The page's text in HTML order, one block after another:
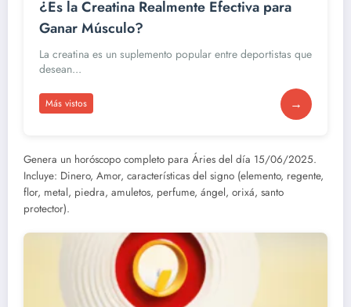
¿Es la Creatina Realmente Efectiva para
Ganar Músculo?
La creatina es un suplemento popular entre deportistas que
desean...
Más vistos →
Genera un horóscopo completo para Áries del día 15/06/2025.
Incluye: Dinero, Amor, características del signo (elemento, regente,
flor, metal, piedra, amuletos, perfume, ángel, orixá, santo
protector).